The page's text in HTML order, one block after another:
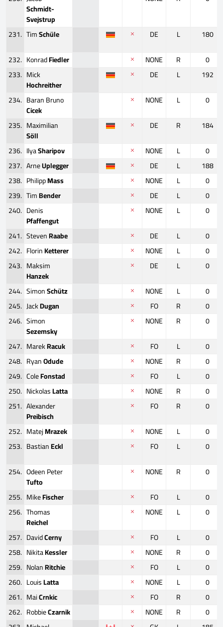
Schmidt-
Svejstrup
231. TimSchüle DE L
180
232. KonradFiedler NONE R
0
233. Mick
Hochreither
DE L
192
234. Baran Bruno
Cicek
NONE L
0
235. Maximilian
Söll
DE R
184
236. IlyaSharipov NONE L
0
237. ArneUplegger DE L
188
238. PhilippMass NONE L
0
239. TimBender DE L
0
240. Denis
Pfaffengut
NONE L
0
241. StevenRaabe DE L
0
242. FlorinKetterer NONE L
0
243. Maksim
Hanzek
DE L
0
244. SimonSchütz NONE L
0
245. JackDugan FO R
0
246. Simon
Sezemsky
NONE R
0
247. MarekRacuk FO L
0
248. RyanOdude NONE R
0
249. ColeFonstad FO L
0
250. NickolasLatta NONE R
0
251. Alexander
Preibisch
FO R
0
252. MatejMrazek NONE L
0
253. BastianEckl FO L
0
254. Odeen Peter
Tufto
NONE R
0
255. MikeFischer FO L
0
256. Thomas
Reichel
NONE L
0
257. DavidCerny FO L
0
258. NikitaKessler NONE R
0
259. NolanRitchie FO L
0
260. LouisLatta NONE L
0
261. MaiCrnkic FO R
0
262. RobbieCzarnik NONE R
0